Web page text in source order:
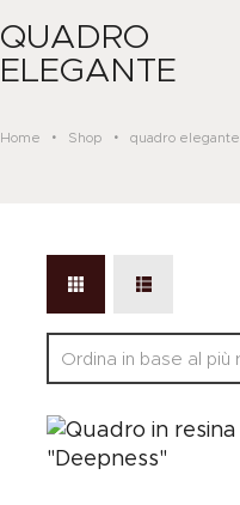
QUADRO
ELEGANTE
Home Shop quadro elegante
CHI SONO
ACADEMY